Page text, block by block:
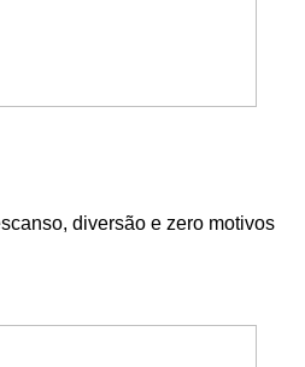
diversão e zero motivos